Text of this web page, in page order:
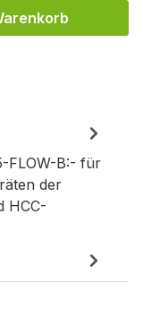
FLOW-B:- für
der
HCC-